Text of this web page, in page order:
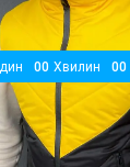
00 Хвилин 00